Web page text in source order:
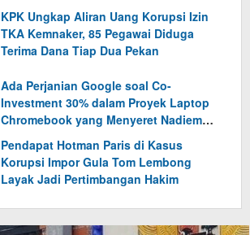
KPK Ungkap Aliran Uang Korupsi Izin
TKA Kemnaker, 85 Pegawai Diduga
Terima Dana Tiap Dua Pekan
Ada Perjanian Google soal Co-
Investment 30% dalam Proyek Laptop
Chromebook yang Menyeret Nadiem
Pendapat Hotman Paris di Kasus
Korupsi Impor Gula Tom Lembong
Layak Jadi Pertimbangan Hakim